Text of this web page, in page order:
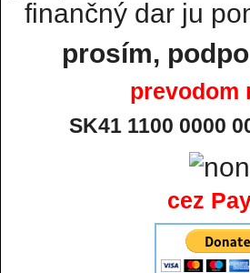
finančný dar ju
prosím,
prevodom
SK41 1100 0000
cez